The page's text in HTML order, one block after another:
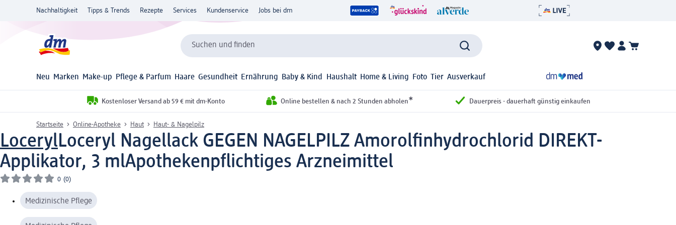
Nachhaltigkeit Tipps & Trends Rezepte Services Kundenservice Jobs bei dm
Suchen und finden
Neu Marken Make-up Pflege & Parfum Haare Gesundheit Ernährung Baby & Kind Haushalt Home & Living Foto Tier Ausverkauf
Kostenloser Versand ab 59 € mit dm-Konto Online bestellen & nach 2 Stunden abholen* Dauerpreis - dauerhaft günstig einkaufen
Startseite Online-Apotheke Haut Haut- & Nagelpilz
LocerylLoceryl Nagellack GEGEN NAGELPILZ Amorolfinhydrochlorid DIREKT-
Applikator, 3 mlApothekenpflichtiges Arzneimittel
0 (0)
Medizinische Pflege